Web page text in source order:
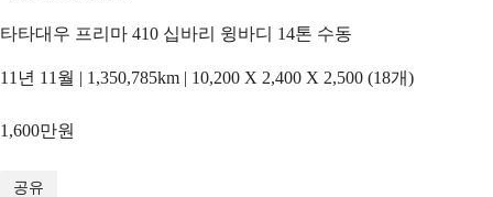
타타대우 프리마 410 십바리 윙바디 14톤 수동
11년 11월 | 1,350,785km | 10,200 X 2,400 X 2,500 (18개)
1,600만원
공유
/6